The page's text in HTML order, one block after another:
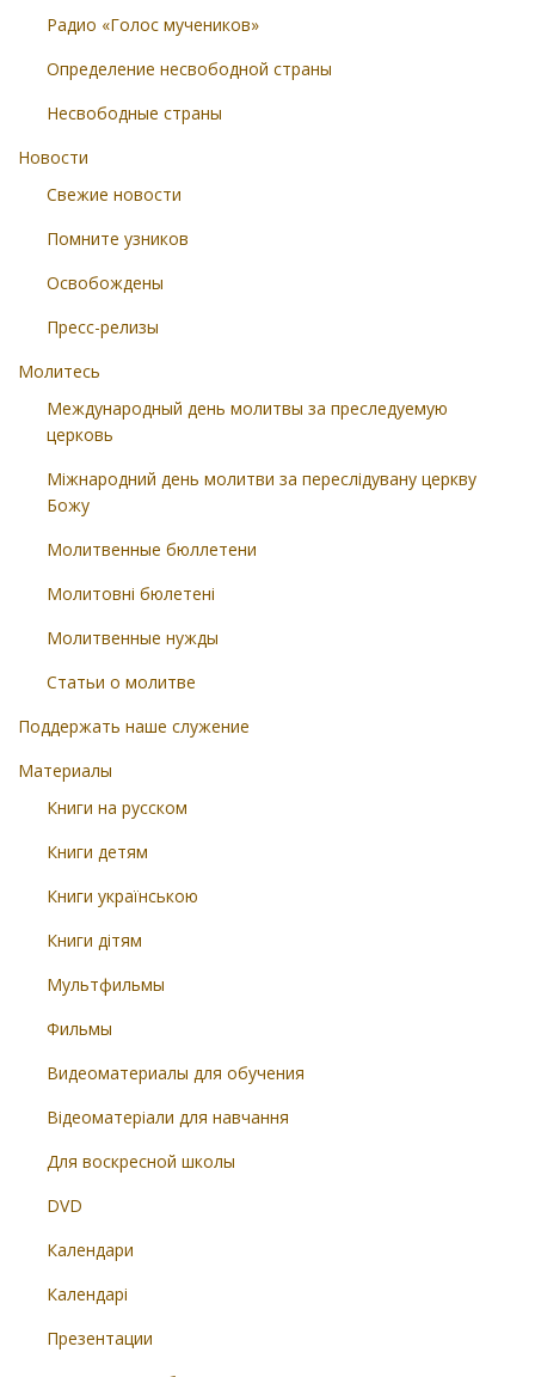
Радио «Голос мучеников»
Определение несвободной страны
Несвободные страны
Новости
Свежие новости
Помните узников
Освобождены
Пресс-релизы
Молитесь
Международный день молитвы за преследуемую
церковь
Міжнародний день молитви за переслідувану церкву
Божу
Молитвенные бюллетени
Молитовні бюлетені
Молитвенные нужды
Статьи о молитве
Поддержать наше служение
Материалы
Книги на русском
Книги детям
Книги українською
Книги дітям
Мультфильмы
Фильмы
Видеоматериалы для обучения
Відеоматеріали для навчання
Для воскресной школы
DVD
Календари
Календарі
Презентации